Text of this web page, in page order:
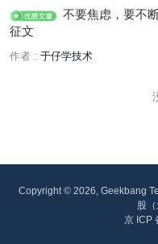
不要焦虑，要不
征文
作者 : 于仔学技术
Copyright © 2026, Geekbang
股
京 ICP